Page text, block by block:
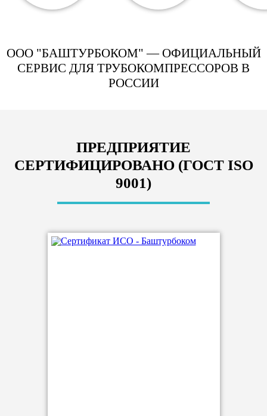
ООО "БАШТУРБОКОМ" — ОФИЦИАЛЬНЫЙ
СЕРВИС ДЛЯ ТРУБОКОМПРЕССОРОВ В
РОССИИ
ПРЕДПРИЯТИЕ
СЕРТИФИЦИРОВАНО (ГОСТ ISO
9001)